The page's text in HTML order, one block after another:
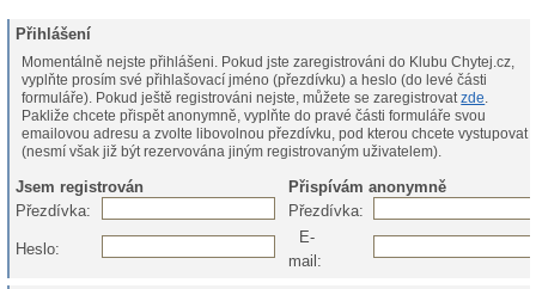
Přihlášení
Momentálně nejste přihlášeni. Pokud jste zaregistrováni do Klubu Chytej.cz,
vyplňte prosím své přihlašovací jméno (přezdívku) a heslo (do levé části
formuláře). Pokud ještě registrováni nejste, můžete se zaregistrovatzde.
Pakliže chcete přispět anonymně, vyplňte do pravé části formuláře svou
emailovou adresu a zvolte libovolnou přezdívku, pod kterou chcete vystupovat
(nesmí však již být rezervována jiným registrovaným uživatelem).
Jsem registrován
Přispívám anonymně
Přezdívka:
Přezdívka:
Heslo:
E-
mail: